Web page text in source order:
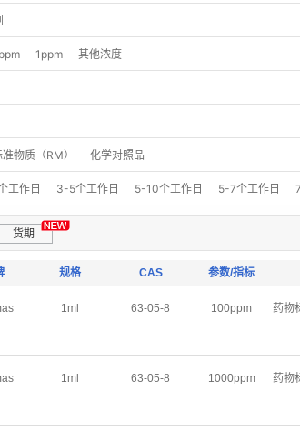
Alsachim Bepure CATO-药物 CPA
中科睿谱 众创众睿 同田 坛墨质检 山东计量
1ppm 其他浓度
物质（RM） 化学对照品
工作日 3-5个工作日 5-10个工作日 5-7个工作日
40-60个工作日 50-60个工作日 60-70个工作日
货期
规格 CAS 参数/指标
1ml 63-05-8 100ppm
药物
1ml 63-05-8 1000ppm
药物